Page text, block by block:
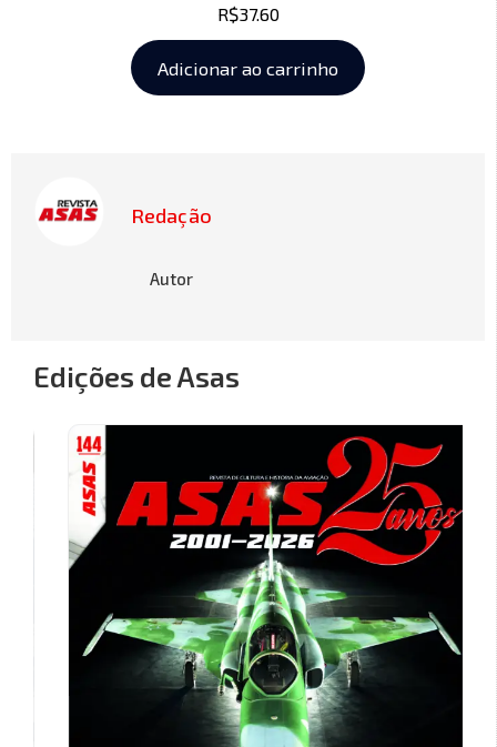
R$37.60
Adicionar ao carrinho
Redação
Autor
Edições de Asas